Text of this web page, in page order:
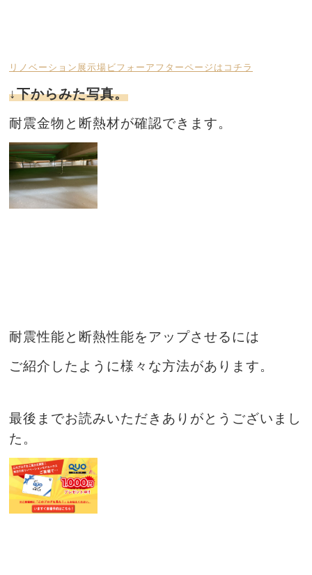
リノベーション展示場ビフォーアフターページはコチラ
↓下からみた写真。
耐震金物と断熱材が確認できます。
耐震性能と断熱性能をアップさせるには
ご紹介したように様々な方法があります。
最後までお読みいただきありがとうございまし
た。